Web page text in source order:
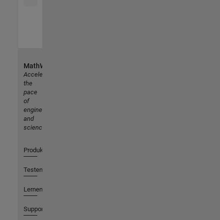
MathWorks
Accelerating
the
pace
of
engineering
and
science
Produkte
Testen oder Kaufen
Lernen
Support